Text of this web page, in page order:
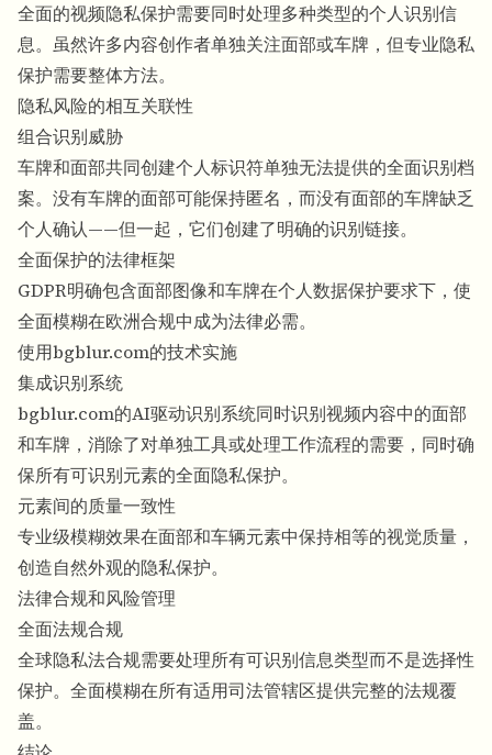
全面的视频隐私保护需要同时处理多种类型的个人识别信
息。虽然许多内容创作者单独关注面部或车牌，但专业隐私
保护需要整体方法。
隐私风险的相互关联性
组合识别威胁
车牌和面部共同创建个人标识符单独无法提供的全面识别档
案。没有车牌的面部可能保持匿名，而没有面部的车牌缺乏
个人确认——但一起，它们创建了明确的识别链接。
全面保护的法律框架
GDPR明确包含面部图像和车牌在个人数据保护要求下，使
全面模糊在欧洲合规中成为法律必需。
使用bgblur.com的技术实施
集成识别系统
bgblur.com的AI驱动识别系统同时识别视频内容中的面部
和车牌，消除了对单独工具或处理工作流程的需要，同时确
保所有可识别元素的全面隐私保护。
元素间的质量一致性
专业级模糊效果在面部和车辆元素中保持相等的视觉质量，
创造自然外观的隐私保护。
法律合规和风险管理
全面法规合规
全球隐私法合规需要处理所有可识别信息类型而不是选择性
保护。全面模糊在所有适用司法管辖区提供完整的法规覆
盖。